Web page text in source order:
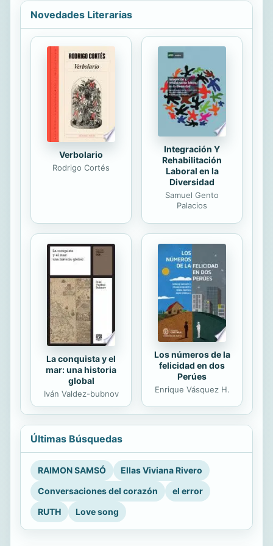
naturaleza cada vez más global, el
fenómeno social, reivindicado por
movimientos como Occupy Wall
Street o el 15M. Pero esta masa no
es una simple víctima, es también un
agente dinámico de cambio social. El
autor nos habla de la importancia de
redefinir nuestro contrato...
Novedades Literarias
Verbolario
Rodrigo Cortés
Integración Y
Rehabilitación
Laboral en la
Diversidad
Samuel Gento
Palacios
La conquista y el
mar: una historia
global
Iván Valdez-bubnov
Los números de la
felicidad en dos
Perúes
Enrique Vásquez H.
Últimas Búsquedas
RAIMON SAMSÓ
Ellas Viviana Rivero
Conversaciones del corazón
el error
RUTH
Love song